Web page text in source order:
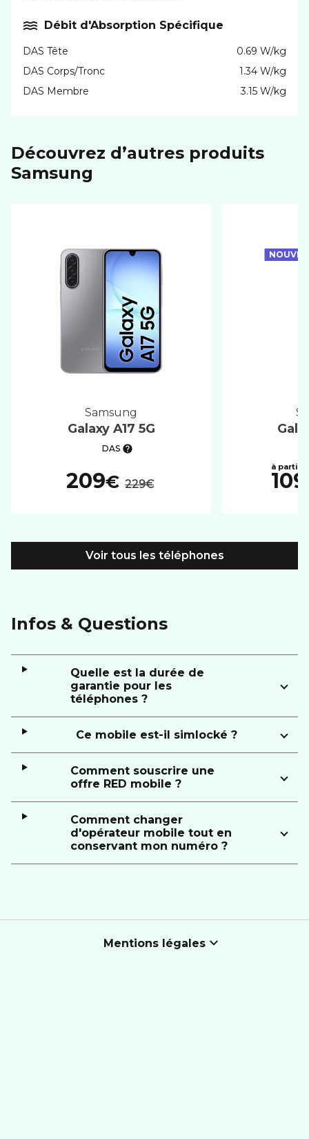
Débit d'Absorption Spécifique
DAS Tête
0.69 W/kg
DAS Corps/Tronc
1.34 W/kg
DAS Membre
3.15 W/kg
Découvrez d’autres produits
samsung
samsung
Galaxy A17 5G
DAS
209€ 229€
Voir tous les téléphones
Infos & Questions
Quelle est la durée de
garantie pour les
téléphones ?
Ce mobile est-il simlocké ?
Comment souscrire une
offre RED mobile ?
Comment changer
d'opérateur mobile tout en
conservant mon numéro ?
Mentions légales